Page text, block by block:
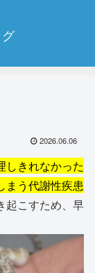
2026.06.06
しきれなかった
まう代謝性疾患
起こすため、早